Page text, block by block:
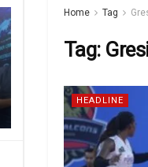
Home Tag
Tag:
HEADLINE